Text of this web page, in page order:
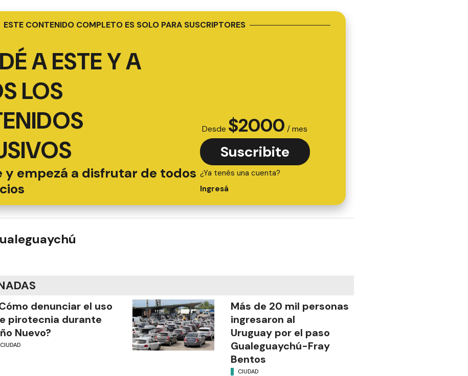
ESTE CONTENIDO COMPLETO ES SOLO PARA SUSCRIPTORES
A ESTE Y A
LOS
y empezá a disfrutar de todos
Desde $2000 / mes
Suscribite
¿Ya tenés una cuenta?
Ingresá
denunciar el uso
pirotecnia durante
Nuevo?
CIUDAD
Más de 20 mil personas
ingresaron al
Uruguay por el paso
Gualeguaychú-Fray
Bentos
CIUDAD